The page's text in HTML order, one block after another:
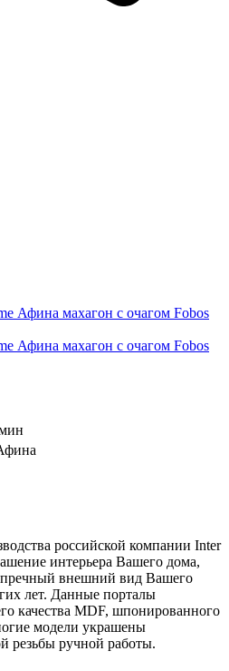
российской компании Inter
интерьера Вашего дома,
внешний вид Вашего
лет. Данные порталы
качества MDF, шпонированного
модели украшены
резьбы ручной работы.